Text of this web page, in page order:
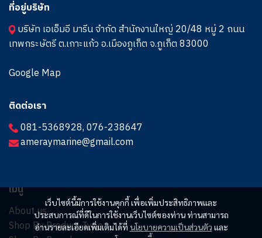
เว็บไซต์นี้มีการใช้งานคุกกี้ เพื่อเพิ่มประสิทธิภาพและ
ประสบการณ์ที่ดีในการใช้งานเว็บไซต์ของท่าน ท่านสามารถ
อ่านรายละเอียดเพิ่มเติมได้ที่ นโยบายความเป็นส่วนตัว และ
ที่อยู่บริษัท
บริษัท เอเอ็มอี มารีน จำกัด สำนักงานใหญ่ 20/48 หมู่ 2 ถนน
เทพกระษัตรี ต.เกาะแก้ว อ.เมืองภูเก็ต จ.ภูเก็ต 83000
Google Map
ติดต่อเรา
081-5368928,076-238647
ameraymarine@gmail.com
เมนู
About us
Shop By Product Type